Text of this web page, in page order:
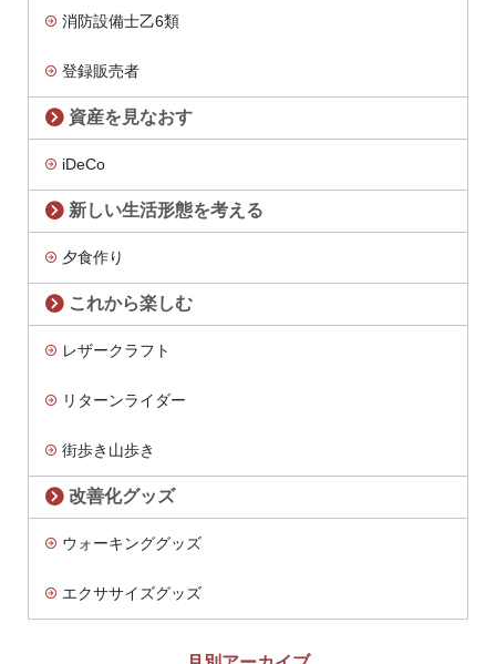
消防設備士乙6類
登録販売者
資産を見なおす
iDeCo
新しい生活形態を考える
夕食作り
これから楽しむ
レザークラフト
リターンライダー
街歩き山歩き
改善化グッズ
ウォーキンググッズ
エクササイズグッズ